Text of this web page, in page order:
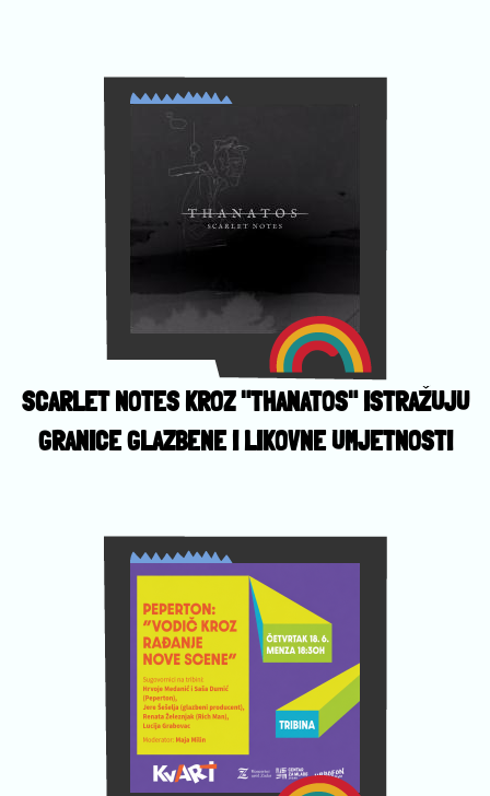
SCARLET NOTES KROZ "THANATOS" ISTRAŽUJU
GRANICE GLAZBENE I LIKOVNE UMJETNOSTI